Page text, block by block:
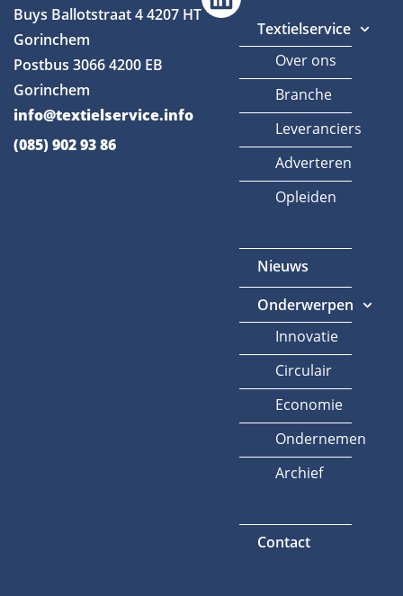
Buys Ballotstraat 44207 HT
Gorinchem
Postbus 30664200 EB
Gorinchem
info@textielservice.info
(085) 902 93 86
Textielservice
Over ons
Branche
Leveranciers
Adverteren
Opleiden
Nieuws
Onderwerpen
Innovatie
Circulair
Economie
Ondernemen
Archief
Contact